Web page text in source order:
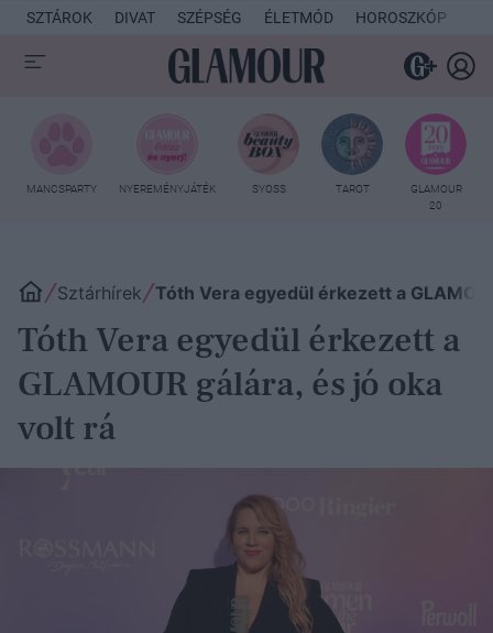
SZTÁROK DIVAT SZÉPSÉG ÉLETMÓD HOROSZKÓP
MANCSPARTY NYEREMÉNYJÁTÉK SYOSS TAROT
GLAMOUR
20
Sztárhírek Tóth Vera egyedül érkezett a
Tóth Vera egyedül érkezett a
GLAMOUR gálára, és jó oka
volt rá